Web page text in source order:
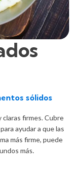
sólidos
firmes. Cubre
ayudar a que las
más firme, puede
más.